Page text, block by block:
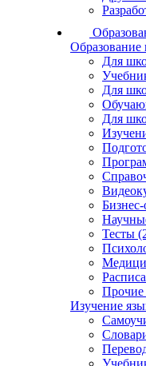
Образование
Для
Для
Для
Тесты
Изучение